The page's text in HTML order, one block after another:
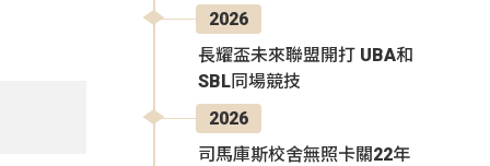
2026
長耀盃未來聯盟開打 UBA和
SBL同場競技
2026
司馬庫斯校舍無照卡關22年